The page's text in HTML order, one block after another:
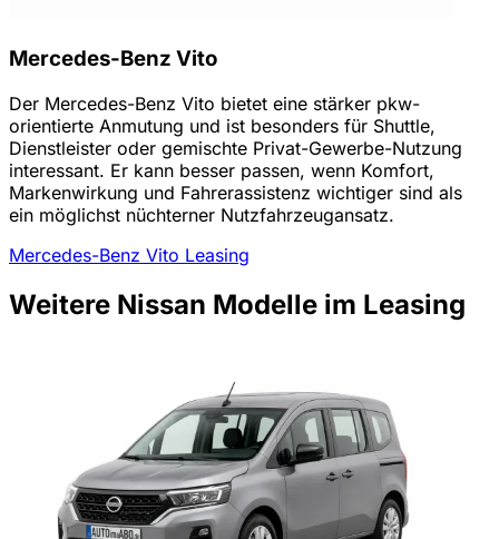
Mercedes-Benz Vito
Der Mercedes-Benz Vito bietet eine stärker pkw-
orientierte Anmutung und ist besonders für Shuttle,
Dienstleister oder gemischte Privat-Gewerbe-Nutzung
interessant. Er kann besser passen, wenn Komfort,
Markenwirkung und Fahrerassistenz wichtiger sind als
ein möglichst nüchterner Nutzfahrzeugansatz.
Mercedes-Benz Vito Leasing
Weitere Nissan Modelle im Leasing